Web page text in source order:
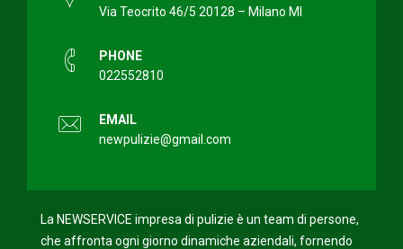
Via Teocrito 46/5 20128 – Milano MI
PHONE
022552810
EMAIL
newpulizie@gmail.com
La NEWSERVICE impresa di pulizie è un team di persone,
che affronta ogni giorno dinamiche aziendali, fornendo